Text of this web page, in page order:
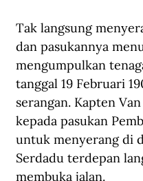
Tak langsung
dan pasukannya
mengumpulkan
tanggal 19 Februari
serangan. Kapten
kepada pasukan
untuk menyerang di
Serdadu terdepan
membuka jalan.